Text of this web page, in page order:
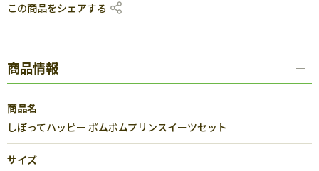
この商品をシェアする
商品情報
商品名
しぼってハッピー ポムポムプリンスイーツセット
サイズ